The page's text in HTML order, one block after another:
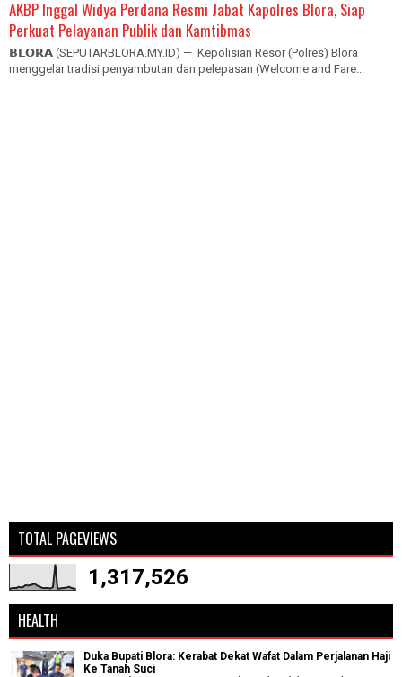
AKBP Inggal Widya Perdana Resmi Jabat Kapolres Blora, Siap
Perkuat Pelayanan Publik dan Kamtibmas
𝗕𝗟𝗢𝗥𝗔 (SEPUTARBLORA.MY.ID) — Kepolisian Resor (Polres) Blora
menggelar tradisi penyambutan dan pelepasan (Welcome and Fare...
TOTAL PAGEVIEWS
1,317,526
HEALTH
Duka Bupati Blora: Kerabat Dekat Wafat Dalam Perjalanan Haji
Ke Tanah Suci